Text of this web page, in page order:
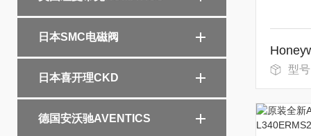
日本SMC电磁阀
日本喜开理CKD
德国安沃驰AVENTICS
型